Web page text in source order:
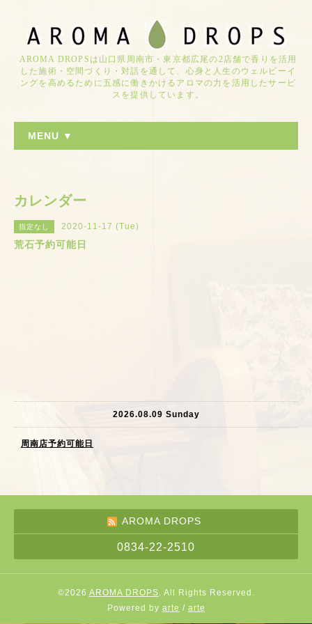
AROMA DROPSは山口県周南市・東京都広尾の2店舗で香りを活用
した施術・空間づくり・対話を通して、心身と人生のウェルビーイ
ングを高めるために五感に働きかけるアロマの力を活用したサービ
スを提供しています。
MENU ▼
カレンダー
指定なし 2020-11-17 (Tue)
荒石予約可能日
2026.08.09 Sunday
周南店予約可能日
AROMA DROPS
0834-22-2510
©2026 AROMA DROPS. All Rights Reserved.
Powered by arte / arte